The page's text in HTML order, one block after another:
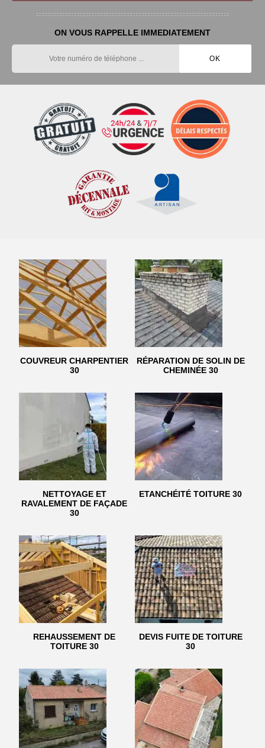
ON VOUS RAPPELLE IMMEDIATEMENT
COUVREUR CHARPENTIER
30
RÉPARATION DE SOLIN DE
CHEMINÉE 30
NETTOYAGE ET
RAVALEMENT DE FAÇADE
30
ETANCHÉITÉ TOITURE 30
REHAUSSEMENT DE
TOITURE 30
DEVIS FUITE DE TOITURE
30